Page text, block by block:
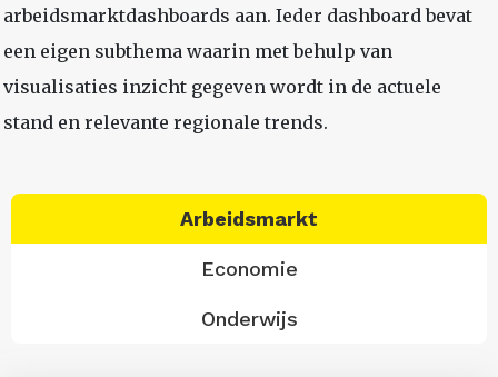
arbeidsmarktdashboards aan. Ieder dashboard bevat
een eigen subthema waarin met behulp van
visualisaties inzicht gegeven wordt in de actuele
stand en relevante regionale trends.
Arbeidsmarkt
Economie
Onderwijs